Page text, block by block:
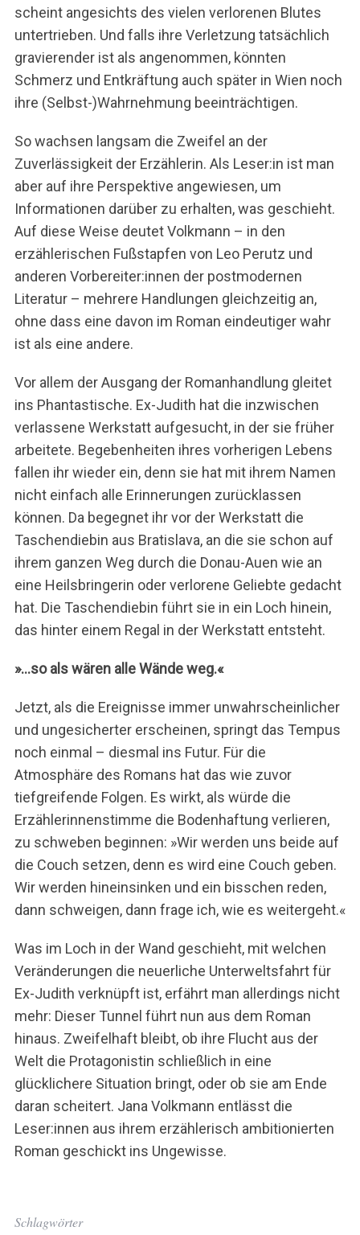
scheint angesichts des vielen verlorenen Blutes
untertrieben. Und falls ihre Verletzung tatsächlich
gravierender ist als angenommen, könnten
Schmerz und Entkräftung auch später in Wien noch
ihre (Selbst-)Wahrnehmung beeinträchtigen.
So wachsen langsam die Zweifel an der
Zuverlässigkeit der Erzählerin. Als Leser:in ist man
aber auf ihre Perspektive angewiesen, um
Informationen darüber zu erhalten, was geschieht.
Auf diese Weise deutet Volkmann – in den
erzählerischen Fußstapfen von Leo Perutz und
anderen Vorbereiter:innen der postmodernen
Literatur – mehrere Handlungen gleichzeitig an,
ohne dass eine davon im Roman eindeutiger wahr
ist als eine andere.
Vor allem der Ausgang der Romanhandlung gleitet
ins Phantastische. Ex-Judith hat die inzwischen
verlassene Werkstatt aufgesucht, in der sie früher
arbeitete. Begebenheiten ihres vorherigen Lebens
fallen ihr wieder ein, denn sie hat mit ihrem Namen
nicht einfach alle Erinnerungen zurücklassen
können. Da begegnet ihr vor der Werkstatt die
Taschendiebin aus Bratislava, an die sie schon auf
ihrem ganzen Weg durch die Donau-Auen wie an
eine Heilsbringerin oder verlorene Geliebte gedacht
hat. Die Taschendiebin führt sie in ein Loch hinein,
das hinter einem Regal in der Werkstatt entsteht.
»…so als wären alle Wände weg.«
Jetzt, als die Ereignisse immer unwahrscheinlicher
und ungesicherter erscheinen, springt das Tempus
noch einmal – diesmal ins Futur. Für die
Atmosphäre des Romans hat das wie zuvor
tiefgreifende Folgen. Es wirkt, als würde die
Erzählerinnenstimme die Bodenhaftung verlieren,
zu schweben beginnen: »Wir werden uns beide auf
die Couch setzen, denn es wird eine Couch geben.
Wir werden hineinsinken und ein bisschen reden,
dann schweigen, dann frage ich, wie es weitergeht.«
Was im Loch in der Wand geschieht, mit welchen
Veränderungen die neuerliche Unterweltsfahrt für
Ex-Judith verknüpft ist, erfährt man allerdings nicht
mehr: Dieser Tunnel führt nun aus dem Roman
hinaus. Zweifelhaft bleibt, ob ihre Flucht aus der
Welt die Protagonistin schließlich in eine
glücklichere Situation bringt, oder ob sie am Ende
daran scheitert. Jana Volkmann entlässt die
Leser:innen aus ihrem erzählerisch ambitionierten
Roman geschickt ins Ungewisse.
Schlagwörter
e
n
a
c
h